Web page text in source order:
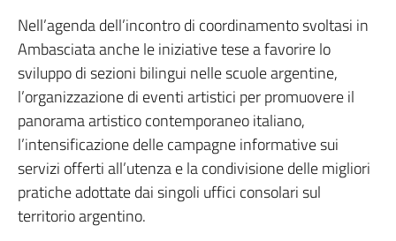
Nell’agenda dell’incontro di coordinamento svoltasi in
Ambasciata anche le iniziative tese a favorire lo
sviluppo di sezioni bilingui nelle scuole argentine,
l’organizzazione di eventi artistici per promuovere il
panorama artistico contemporaneo italiano,
l’intensificazione delle campagne informative sui
servizi offerti all’utenza e la condivisione delle migliori
pratiche adottate dai singoli uffici consolari sul
territorio argentino.